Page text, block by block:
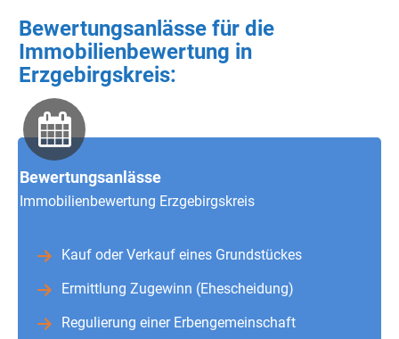
Bewertungsanlässe für die
Immobilienbewertung in
Erzgebirgskreis:
Bewertungsanlässe
Immobilienbewertung Erzgebirgskreis
Kauf oder Verkauf eines Grundstückes
Ermittlung Zugewinn (Ehescheidung)
Regulierung einer Erbengemeinschaft